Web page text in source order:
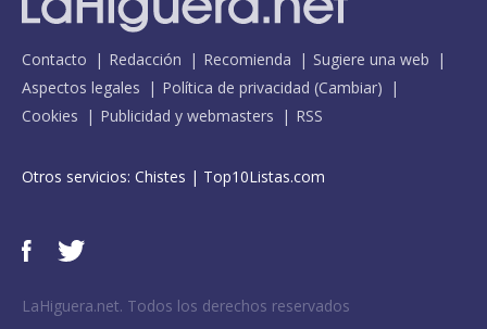
Contacto Redacción Recomienda
Sugiere una web
Aspectos legales
Política de privacidad (Cambiar)
Cookies
Publicidad y webmasters RSS
Otros servicios: Chistes | Top10Listas.com
LaHiguera.net. Todos los derechos reservados